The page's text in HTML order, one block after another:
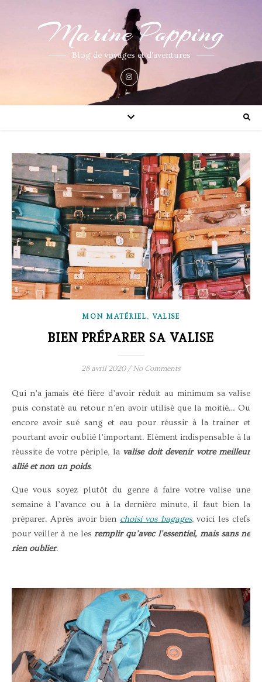
Marine Popping
Blog de voyages et d'aventures
MON MATÉRIEL , VALISE
BIEN PRÉPARER SA VALISE
28 avril 2020 / No Comments
Qui n’a jamais été fière d’avoir réduit au minimum sa valise
puis constaté au retour n’en avoir utilisé que la moitié… Ou
encore avoir sué sang et eau pour réussir à la trainer et
pourtant avoir oublié l’important. Elément indispensable à la
réussite de votre périple, la valise doit devenir votre meilleur
allié et non un poids.
Que vous soyez plutôt du genre à faire votre valise une
semaine à l’avance ou à la dernière minute, il faut bien la
préparer. Après avoir bien choisi vos bagages, voici les clefs
pour veiller à ne les remplir qu’avec l’essentiel, mais sans ne
rien oublier.